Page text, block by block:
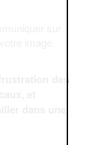
des
et
dans une